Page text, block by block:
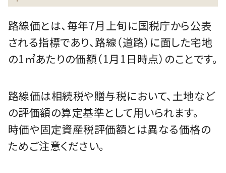
路線価とは、毎年7月上旬に国税庁から公表
される指標であり、路線（道路）に面した宅地
の1㎡あたりの価額（1月1日時点）のことです。
路線価は相続税や贈与税において、土地など
の評価額の算定基準として用いられます。
時価や固定資産税評価額とは異なる価格の
ためご注意ください。